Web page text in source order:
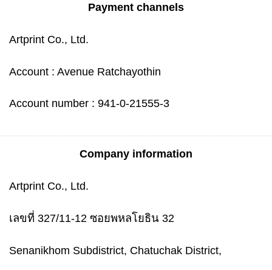
Payment channels
Artprint Co., Ltd.
Account : Avenue Ratchayothin
Account number : 941-0-21555-3
Company information
Artprint Co., Ltd.
เลขที่ 327/11-12 ซอยพหลโยธิน 32
Senanikhom Subdistrict, Chatuchak District,